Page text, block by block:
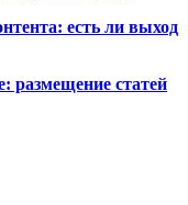
есть ли выход
размещение статей